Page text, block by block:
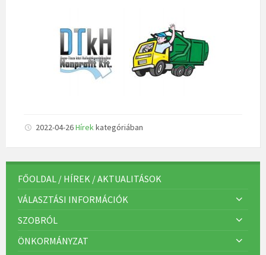
2022-04-26Hírekkategóriában
FŐOLDAL / HÍREK / AKTUALITÁSOK
VÁLASZTÁSI INFORMÁCIÓK
SZOBRÓL
ÖNKORMÁNYZAT